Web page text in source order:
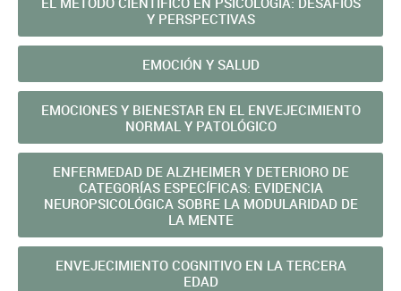
Y PERSPECTIVAS
EMOCIÓN Y SALUD
EMOCIONES Y BIENESTAR EN EL ENVEJECIMIENTO
NORMAL Y PATOLÓGICO
ENFERMEDAD DE ALZHEIMER Y DETERIORO DE
CATEGORÍAS ESPECÍFICAS: EVIDENCIA
NEUROPSICOLÓGICA SOBRE LA MODULARIDAD DE
LA MENTE
ENVEJECIMIENTO COGNITIVO EN LA TERCERA
EDAD